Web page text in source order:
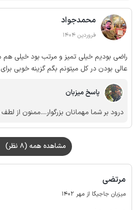
محمدجواد
فروردین 1404
راضی بودیم خیلی تمیز و مرتب بود خیلی هم
عالی بودن در کل میتونم بگم گزینه خوبی
پاسخ میزبان
درود بر شما مهمانان بزرگوار....ممنون از
مشاهده همه (8 نظر)
مرتضی
میزبان جاجیگا از مهر 1402